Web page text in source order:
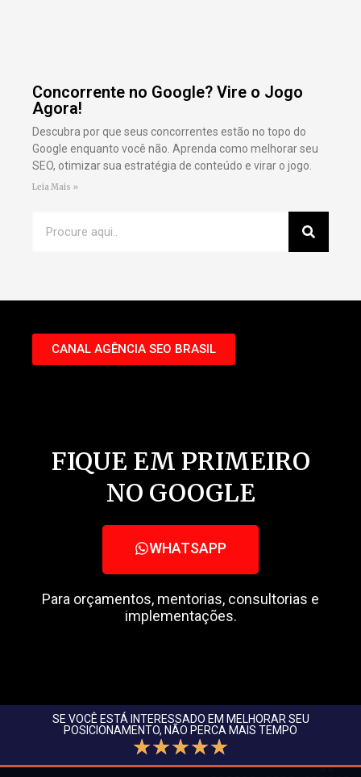
Concorrente no Google? Vire o Jogo
Agora!
Descubra por que seus concorrentes estão no topo do
Google enquanto você não. Aprenda como melhorar seu
SEO, otimizar sua estratégia de conteúdo e virar o jogo.
Leia Mais »
CANAL AGÊNCIA SEO BRASIL
FIQUE EM PRIMEIRO
NO GOOGLE
WHATSAPP
Para orçamentos, mentorias, consultorias e
implementações.
SE VOCÊ ESTÁ INTERESSADO EM MELHORAR SEU
POSICIONAMENTO, NÃO PERCA MAIS TEMPO
☆☆☆☆☆